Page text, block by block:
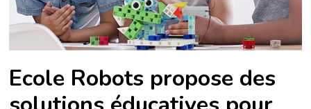
Ecole Robots propose des